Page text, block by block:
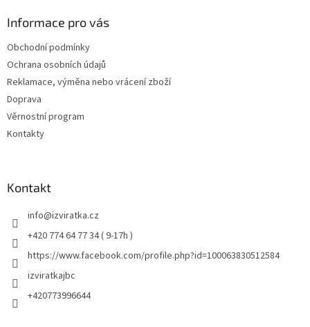
Informace pro vás
Obchodní podmínky
Ochrana osobních údajů
Reklamace, výměna nebo vrácení zboží
Doprava
Věrnostní program
Kontakty
Kontakt
info@izviratka.cz
+420 774 64 77 34 ( 9-17h )
https://www.facebook.com/profile.php?id=100063830512584
izviratkajbc
+420773996644